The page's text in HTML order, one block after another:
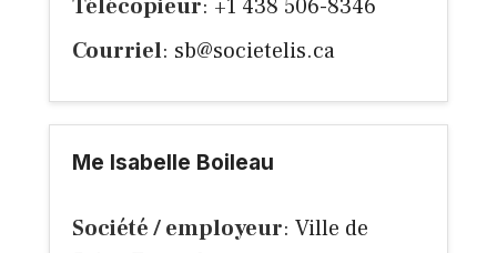
Télécopieur: +1 438 506-8346
Courriel: sb@societelis.ca
Me Isabelle Boileau
Société / employeur: Ville de